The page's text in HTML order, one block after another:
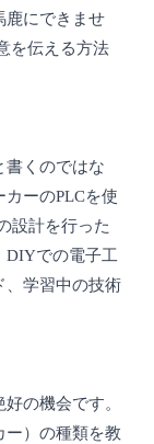
鹿にできませ
を伝える方法
書くのではな
ーのPLCを使
設計を行った
DIYでの電子工
、学習中の技術
の機会です。
ー）の種類を教